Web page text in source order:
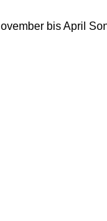
bis April